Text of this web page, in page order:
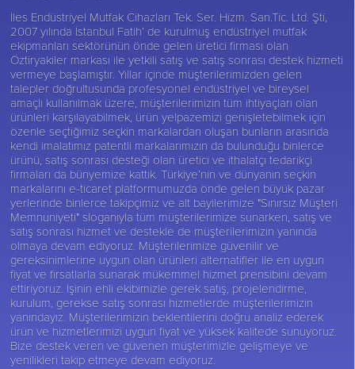
İles Endüstriyel Mutfak Cihazları Tek. Ser. Hizm. San.Tic. Ltd. Şti,
2007 yılında İstanbul Fatih’ de kurulmuş endüstriyel mutfak
ekipmanları sektörünün önde gelen üretici firması olan
Öztiryakiler markası ile yetkili satış ve satış sonrası destek hizmeti
vermeye başlamıştır. Yıllar içinde müşterilerimizden gelen
talepler doğrultusunda profesyonel endüstriyel ve bireysel
amaçlı kullanılmak üzere, müşterilerimizin tüm ihtiyaçları olan
ürünleri karşılayabilmek, ürün yelpazemizi genişletebilmek için
özenle seçtiğimiz seçkin markalardan oluşan bunların arasında
kendi imalatımız patentli markalarımızın da bulunduğu binlerce
ürünü, satış sonrası desteği olan üretici ve ithalatçı tedarikçi
firmaları da bünyemize kattık. Türkiye’nin ve dünyanın seçkin
markalarını e-ticaret platformumuzda önde gelen büyük pazar
yerlerinde binlerce takipçimiz ve alt bayilerimize "Sınırsız Müşteri
Memnuniyeti" sloganıyla tüm müşterilerimize sunarken, satış ve
satış sonrası hizmet ve destekle de müşterilerimizin yanında
olmaya devam ediyoruz. Müşterilerimize güvenilir ve
gereksinimlerine uygun olan ürünleri alternatifler ile en uygun
fiyat ve fırsatlarla sunarak mükemmel hizmet prensibini devam
ettiriyoruz. İşinin ehli ekibimizle gerek satış, projelendirme,
kurulum, gerekse satış sonrası hizmetlerde müşterilerimizin
yanındayız. Müşterilerimizin beklentilerini doğru analiz ederek
ürün ve hizmetlerimizi uygun fiyat ve yüksek kalitede sunuyoruz.
Bize destek veren ve güvenen müşterimizle gelişmeye ve
yenilikleri takip etmeye devam ediyoruz.